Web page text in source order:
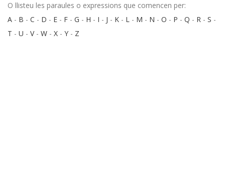
O llisteu les paraules o expressions que comencen per:
A - B - C - D - E - F - G - H - I - J - K - L - M - N - O - P - Q - R - S -
T - U - V- W - X - Y - Z